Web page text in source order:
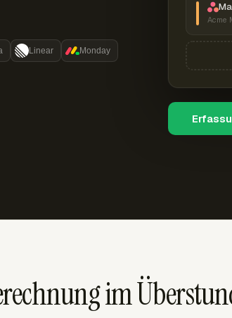
Linear Monday
Acme
im